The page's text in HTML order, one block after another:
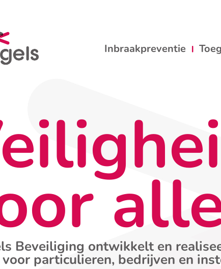
Inbraakpreventie
Beveiliging ontwikkelt en
particulieren, bedrijven en